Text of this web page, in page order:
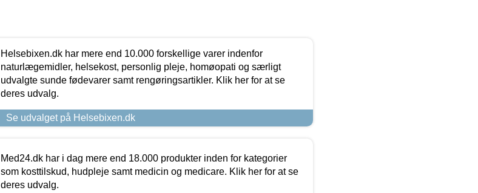
Helsebixen.dk har mere end 10.000 forskellige varer indenfor
naturlægemidler, helsekost, personlig pleje, homøopati og særligt
udvalgte sunde fødevarer samt rengøringsartikler. Klik her for at se
deres udvalg.
Se udvalget på Helsebixen.dk
Med24.dk har i dag mere end 18.000 produkter inden for kategorier
som kosttilskud, hudpleje samt medicin og medicare. Klik her for at se
deres udvalg.